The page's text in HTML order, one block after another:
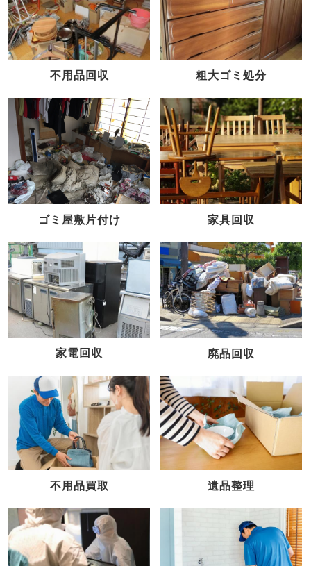
不用品回収 粗大ゴミ処分
ゴミ屋敷片付け 家具回収
家電回収 廃品回収
不用品買取 遺品整理